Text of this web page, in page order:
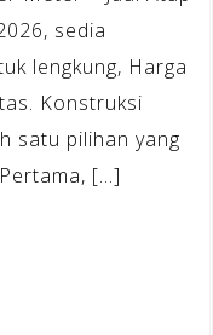
sedia
lengkung, Harga
Konstruksi
satu pilihan yang
[…]